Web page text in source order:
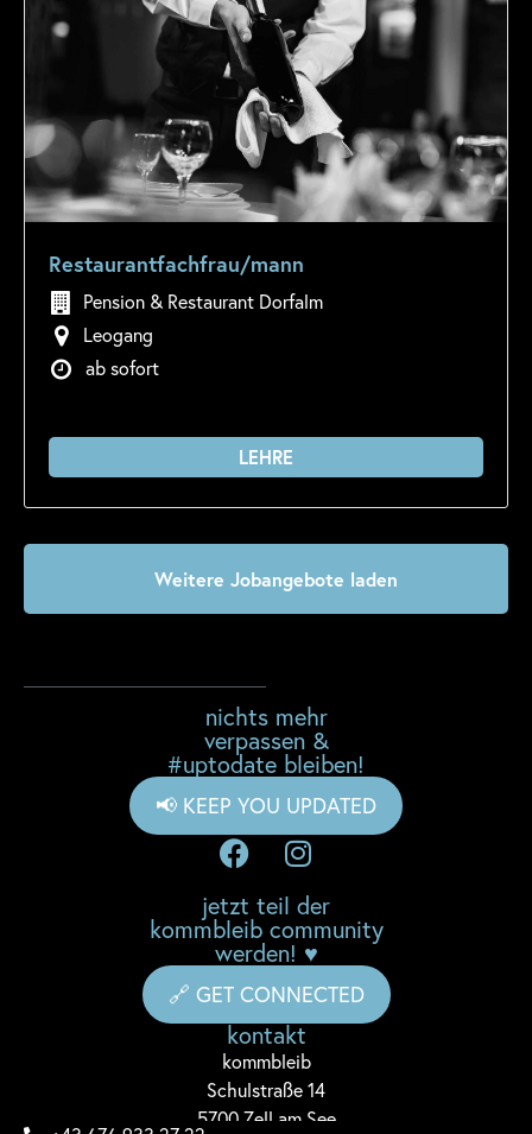
Restaurantfachfrau/mann
Pension & Restaurant Dorfalm
Leogang
ab sofort
LEHRE
Weitere Jobangebote laden
kontakt
kommbleib
Schulstraße 14
5700 Zell am See
jetzt teil der
kommbleib community
werden! ♥
🔗 GET CONNECTED
nichts mehr
verpassen &
#uptodate bleiben!
📢 KEEP YOU UPDATED